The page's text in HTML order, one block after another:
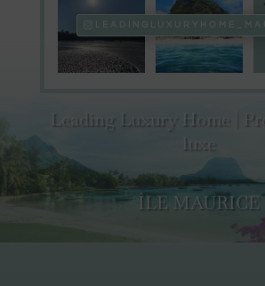
Leading Luxury Home |
luxe
ÎLE MAURICE